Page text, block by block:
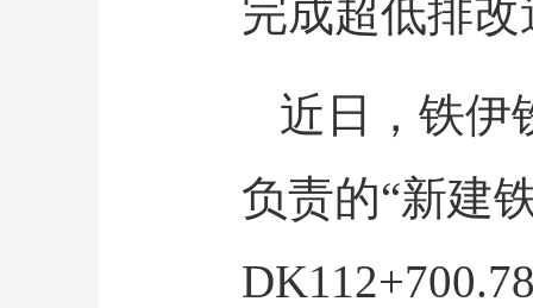
完成超低排
近日，铁伊
负责的“新建